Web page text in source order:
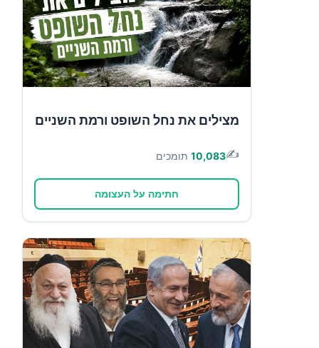
מצילים את נחל השופט ורמת השניים
✍️
10,083 תומכים
חתימה על העצומה